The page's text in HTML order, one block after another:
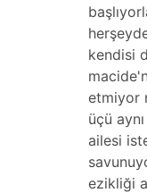
kendisi
etmiyor
üçü
ailesi
ezikliği